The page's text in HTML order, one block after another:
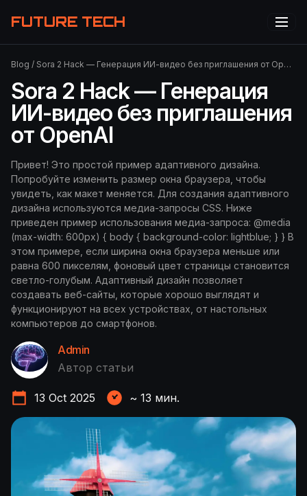
FUTURE TECH
Blog / Sora 2 Hack — Генерация ИИ-видео без приглашения от OpenAI
Sora 2 Hack — Генерация
ИИ-видео без приглашения
от OpenAI
Привет! Это простой пример адаптивного дизайна.
Попробуйте изменить размер окна браузера, чтобы
увидеть, как макет меняется. Для создания адаптивного
дизайна используются медиа-запросы CSS. Ниже
приведен пример использования медиа-запроса: @media
(max-width: 600px) { body { background-color: lightblue; } } В
этом примере, если ширина окна браузера меньше или
равна 600 пикселям, фоновый цвет страницы становится
светло-голубым. Адаптивный дизайн позволяет
создавать веб-сайты, которые хорошо выглядят и
функционируют на всех устройствах, от настольных
компьютеров до смартфонов.
Admin
Автор статьи
13 Oct 2025 ~ 13 мин.